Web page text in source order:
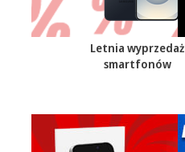
Letnia wyprzedaż
smartfonów